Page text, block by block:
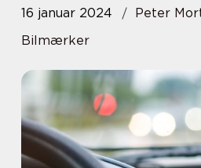
16 januar 2024
Peter
Bilmærker